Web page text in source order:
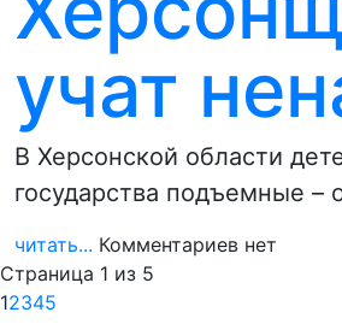
учат
В Херсонской области
государства подъемные –
читать... Комментариев нет
Страница 1 из 5
12345